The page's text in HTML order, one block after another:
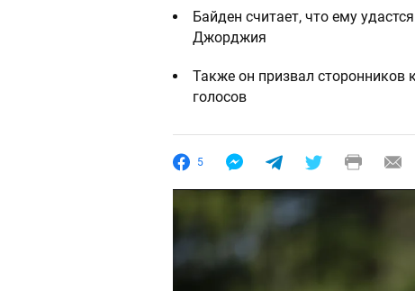
Байден считает, что ему
Джорджия
Также он призвал сторонников
голосов
5